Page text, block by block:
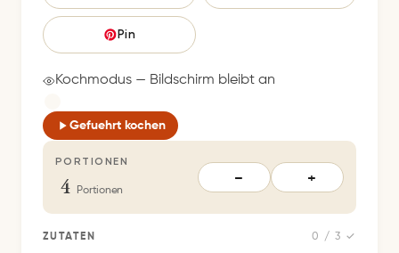
e
c
e
r
p
e
Pin
Kochmodus — Bildschirm bleibt an
Gefuehrt kochen
PORTIONEN
4 Portionen
− +
ZUTATEN 0 / 3 ✓